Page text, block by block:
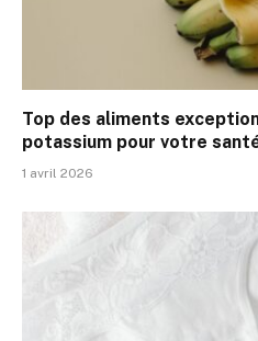
Top des aliments
potassium pour votre
1 avril 2026